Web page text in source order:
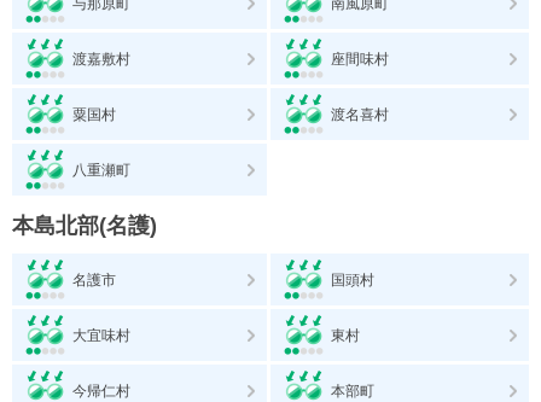
渡嘉敷村 座間味村
粟国村 渡名喜村
八重瀬町
本島北部(名護)
名護市 国頭村
大宜味村 東村
今帰仁村 本部町